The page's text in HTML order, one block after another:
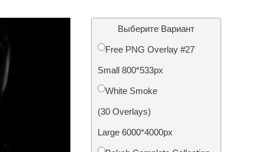
Реставрация
Видео Оверлейсы
Выберите Вариант
Free PNG Overlay #27
Small 800*533px
White Smoke
(30 Overlays)
Large 6000*4000px